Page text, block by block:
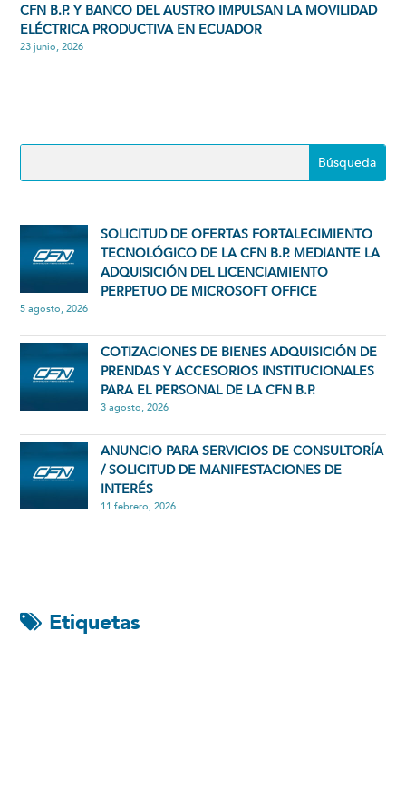
CFN B.P. Y BANCO DEL AUSTRO IMPULSAN LA MOVILIDAD
ELÉCTRICA PRODUCTIVA EN ECUADOR
23 junio, 2026
SOLICITUD DE OFERTAS FORTALECIMIENTO
TECNOLÓGICO DE LA CFN B.P. MEDIANTE LA
ADQUISICIÓN DEL LICENCIAMIENTO
PERPETUO DE MICROSOFT OFFICE
5 agosto, 2026
COTIZACIONES DE BIENES ADQUISICIÓN DE
PRENDAS Y ACCESORIOS INSTITUCIONALES
PARA EL PERSONAL DE LA CFN B.P.
3 agosto, 2026
ANUNCIO PARA SERVICIOS DE CONSULTORÍA
/ SOLICITUD DE MANIFESTACIONES DE
INTERÉS
11 febrero, 2026
Etiquetas